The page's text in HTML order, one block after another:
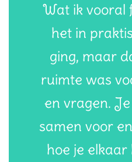
Wat ik vooral
het in
ging, maar
ruimte was
en vragen.
samen voor
hoe je elkaar